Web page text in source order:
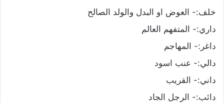
خلف:- العوض او البدل والولد الصالح
داري:- المتفهم العالم
داغر:- المهاجم
دالي:- عنب اسود
داني:- القريب
دائب:- الرجل الجاد